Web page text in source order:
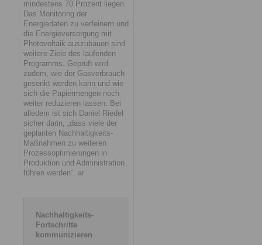
mindestens 70 Prozent liegen.
Das Monitoring der
Energiedaten zu verfeinern und
die Energieversorgung mit
Photovoltaik auszubauen sind
weitere Ziele des laufenden
Programms. Geprüft wird
zudem, wie der Gasverbrauch
gesenkt werden kann und wie
sich die Papiermengen noch
weiter reduzieren lassen. Bei
alledem ist sich Daniel Riedel
sicher darin, „dass viele der
geplanten Nachhaltigkeits-
Maßnahmen zu weiteren
Prozessoptimierungen in
Produktion und Administration
führen werden“. ar
Nachhaltigkeits-
Fortschritte
kommunizieren